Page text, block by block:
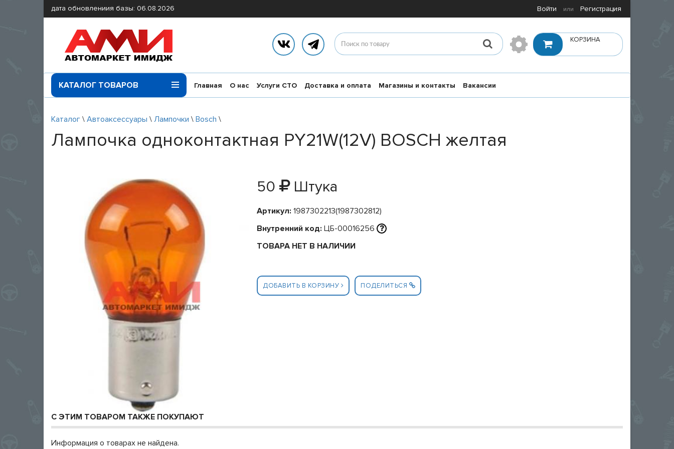
дата обновлениия базы: 06.08.2026 Войти или Регистрация
КОРЗИНА
КАТАЛОГ ТОВАРОВ Главная О нас Услуги СТО Доставка и оплата Магазины и контакты Вакансии
Каталог \ Автоаксессуары \ Лампочки \ Bosch \
Лампочка одноконтактная PY21W(12V) BOSCH желтая
50 Штука
Артикул: 1987302213(1987302812)
Внутренний код: ЦБ-00016256
ТОВАРА НЕТ В НАЛИЧИИ
ДОБАВИТЬ В КОРЗИНУ ПОДЕЛИТЬСЯ
С ЭТИМ ТОВАРОМ ТАКЖЕ ПОКУПАЮТ
Информация о товарах не найдена.